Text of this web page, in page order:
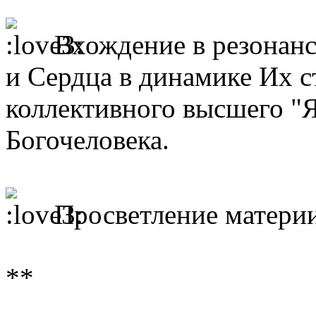
Вхождение в
и Сердца в динамике Их
коллективного высшего
Богочеловека.
Просветление
**